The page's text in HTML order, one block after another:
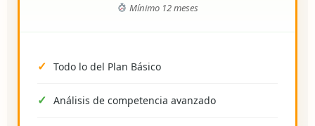
Mínimo 12 meses
Todo lo del Plan Básico
Análisis de competencia avanzado